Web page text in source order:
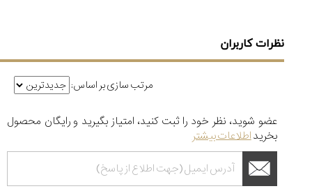
نظرات کاربران
مرتب سازی بر اساس:
عضو شوید، نظر خود را ثبت کنید، امتیاز بگیرید و رایگان محصول
بخریداطلاعات بیشتر